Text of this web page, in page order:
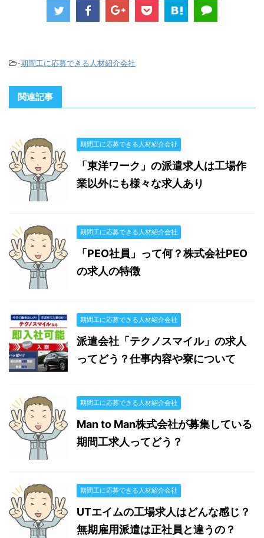
-期間工に応募できる人材紹介会社
関連記事
期間工に応募できる人材紹介会社
「東洋ワーク」の派遣求人は工場作
業以外にも様々な求人あり
期間工に応募できる人材紹介会社
「PEO社員」って何？株式会社PEO
の求人の特徴
期間工に応募できる人材紹介会社
派遣会社「テクノスマイル」の求人
ってどう？仕事内容や寮について
期間工に応募できる人材紹介会社
Man to Man株式会社が募集している
期間工求人ってどう？
期間工に応募できる人材紹介会社
UTエイムの工場求人はどんな感じ？
無期雇用派遣は正社員と違うの？